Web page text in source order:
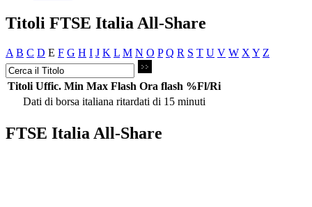
Titoli FTSE Italia All-Share
A B C D E F G H I J K L M N O P Q R S T U V W X Y Z
Titoli Uffic. Min Max Flash Ora flash %Fl/Ri
Dati di borsa italiana ritardati di 15 minuti
FTSE Italia All-Share